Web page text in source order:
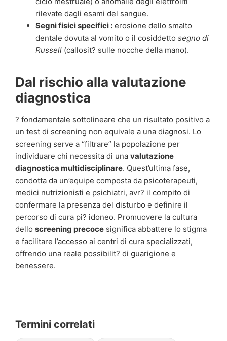
rilevate dagli esami del sangue.
Segni fisici specifici : erosione dello smalto
dentale dovuta al vomito o il cosiddetto segno di
Russell (callosit? sulle nocche della mano).
Dal rischio alla valutazione
diagnostica
? fondamentale sottolineare che un risultato positivo a
un test di screening non equivale a una diagnosi. Lo
screening serve a “filtrare” la popolazione per
individuare chi necessita di una valutazione
diagnostica multidisciplinare. Quest’ultima fase,
condotta da un’equipe composta da psicoterapeuti,
medici nutrizionisti e psichiatri, avr? il compito di
confermare la presenza del disturbo e definire il
percorso di cura pi? idoneo. Promuovere la cultura
dello screening precoce significa abbattere lo stigma
e facilitare l’accesso ai centri di cura specializzati,
offrendo una reale possibilit? di guarigione e
benessere.
Termini correlati